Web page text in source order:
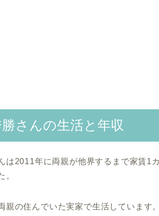
さんの生活と年収
は2011年に両親が他界するまで家賃1
。
親の住んでいた実家で生活しています。